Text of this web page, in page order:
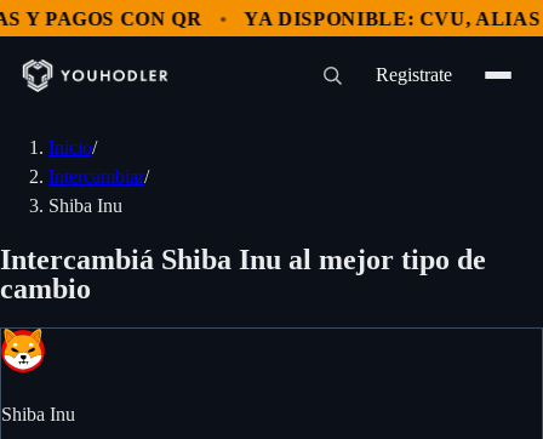
PAGOS CON QR YA DISPONIBLE: CVU, ALIAS Y
Registrate
Inicio/
Intercambiar/
Shiba Inu
Intercambiá Shiba Inu al mejor tipo de
cambio
Shiba Inu